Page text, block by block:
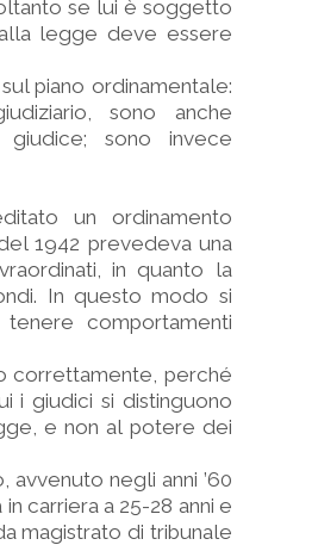
se lui è soggetto
legge deve essere
piano ordinamentale:
sono anche
giudice; sono invece
un ordinamento
1942 prevedeva una
in quanto la
In questo modo si
comportamenti
correttamente, perché
i giudici si distinguono
e non al potere dei
negli anni ’60
carriera a 25-28 anni e
magistrato di tribunale